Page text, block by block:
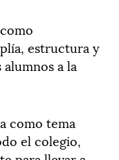
estructura y
a la
como tema
el colegio,